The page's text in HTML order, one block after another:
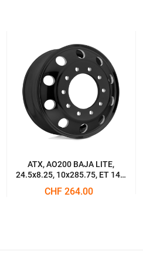
ATX, AO200 BAJA LITE,
24.5x8.25, 10x285.75, ET 144,
CHF 264.00